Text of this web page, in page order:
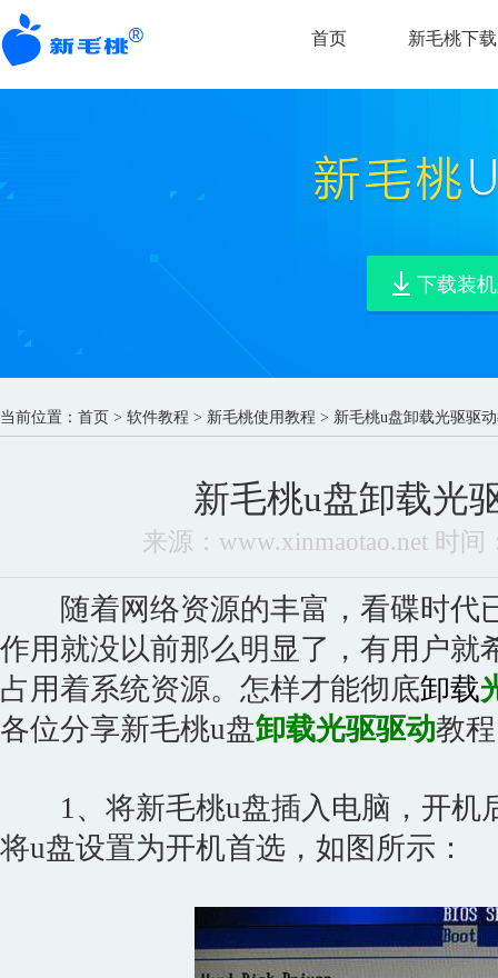
首页 新毛桃下载
下载装
当前位置： 首页 > 软件教程 > 新毛桃使用教程 > 新毛桃u盘卸载光驱驱
新毛桃u盘卸载光
来源：www.xinmaotao.net 时间
随着网络资源的丰富，看碟时代
作用就没以前那么明显了，有用户就
占用着系统资源。怎样才能彻底卸载
各位分享新毛桃u盘卸载光驱驱动教
1、将新毛桃u盘插入电脑，开机
将u盘设置为开机首选，如图所示：